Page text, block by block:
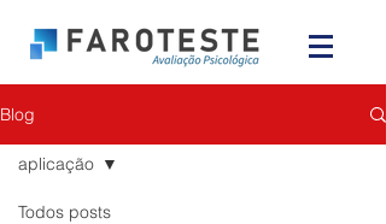
Blog
Todos posts
aplicação